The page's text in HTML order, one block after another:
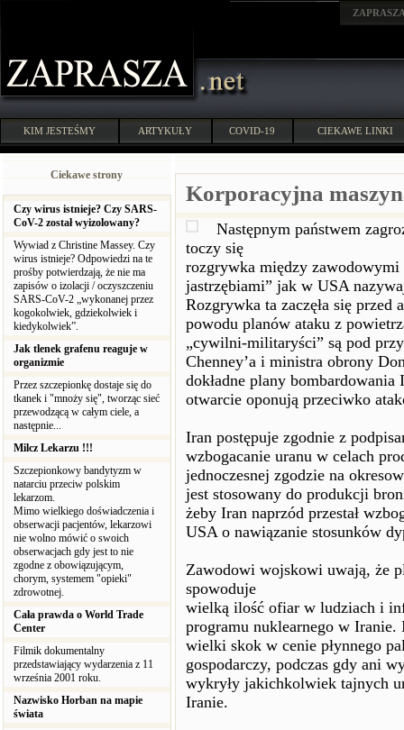
KIM JESTEŚMY ARTYKUŁY COVID-19 CIEKAWE LINKI
Ciekawe strony
Czy wirus istnieje? Czy SARS-
CoV-2 został wyizolowany?
Wywiad z Christine Massey. Czy
wirus istnieje? Odpowiedzi na te
prośby potwierdzają, że nie ma
zapisów o izolacji / oczyszczeniu
SARS-CoV-2 „wykonanej przez
kogokolwiek, gdziekolwiek i
kiedykolwiek”.
Jak tlenek grafenu reaguje w
organizmie
Przez szczepionkę dostaje się do
tkanek i "mnoży się", tworząc sieć
przewodzącą w całym ciele, a
następnie...
Milcz Lekarzu !!!
Szczepionkowy bandytyzm w
natarciu przeciw polskim
lekarzom.
Mimo wielkiego doświadczenia i
obserwacji pacjentów, lekarzowi
nie wolno mówić o swoich
obserwacjach gdy jest to nie
zgodne z obowiązującym,
chorym, systemem "opieki"
zdrowotnej.
Cała prawda o World Trade
Center
Filmik dokumentalny
przedstawiający wydarzenia z 11
września 2001 roku.
Nazwisko Horban na mapie
świata
Korporacyjna
Następnym państwem
toczy się
rozgrywka między
jastrzębiami” jak w USA
Rozgrywka ta zaczęła się przed
powodu planów ataku z
„cywilni-militaryści” są pod
Chenney’a i ministra obrony
dokładne plany
otwarcie oponują przeciwko
Iran postępuje zgodnie z
wzbogacanie uranu w celach
jednoczesnej zgodzie na
jest stosowany do produkcji
żeby Iran naprzód przestał
USA o nawiązanie stosunków
Zawodowi wojskowi uwają, że
spowoduje
wielką ilość ofiar w ludziach i
programu nuklearnego w
wielki skok w cenie płynnego
gospodarczy, podczas gdy ani
wykryły jakichkolwiek tajnych
Iranie.